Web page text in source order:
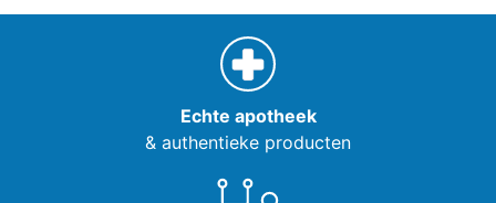
Echte apotheek
& authentieke producten